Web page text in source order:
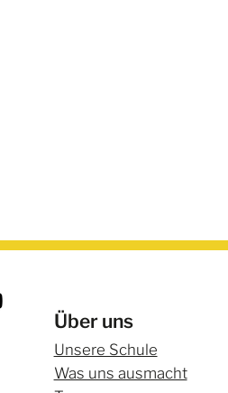
Ein Tag voller Emotionen
Über uns
Unsere Schule
Was uns ausmacht